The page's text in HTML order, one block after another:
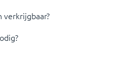
verkrijgbaar?